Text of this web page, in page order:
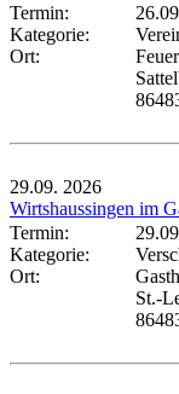
Termin:
Kategorie:
Ort:
29.09. 2026
Wirtshaussingen im
Termin:
Kategorie:
Ort:
St.-